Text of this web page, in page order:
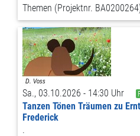
Themen (Projektnr.
Sa., 03.10.2026 - 14:30 Uhr
Tanzen Tönen Träumen zu
Frederick
.